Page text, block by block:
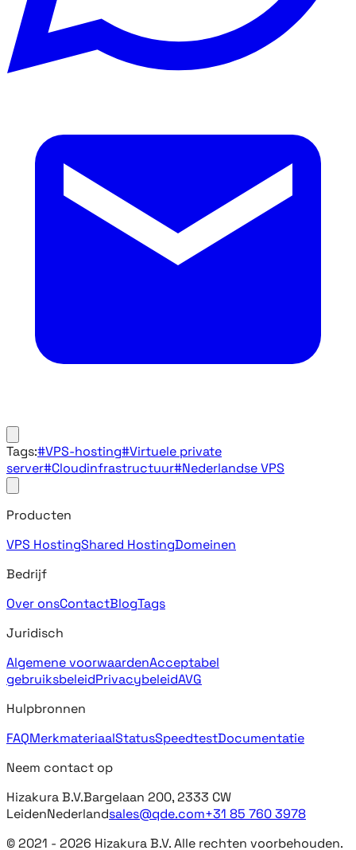
Tags:#VPS-hosting#Virtuele private
server#Cloudinfrastructuur#Nederlandse VPS
Producten
VPS HostingShared HostingDomeinen
Bedrijf
Over onsContactBlogTags
Juridisch
Algemene voorwaardenAcceptabel
gebruiksbeleidPrivacybeleidAVG
Hulpbronnen
FAQMerkmateriaalStatusSpeedtestDocumentatie
Neem contact op
Hizakura B.V.Bargelaan 200, 2333 CW
LeidenNederlandsales@qde.com+31 85 760 3978
© 2021 - 2026 Hizakura B.V. Alle rechten voorbehouden.